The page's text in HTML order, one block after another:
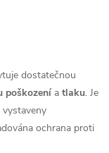
dostatečnou
poškození a tlaku. Je
vystaveny
ochrana proti